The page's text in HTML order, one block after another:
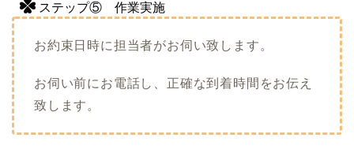
ステップ⑤ 作業実施
お約束日時に担当者がお伺い致します。
お伺い前にお電話し、正確な到着時間をお伝え
致します。